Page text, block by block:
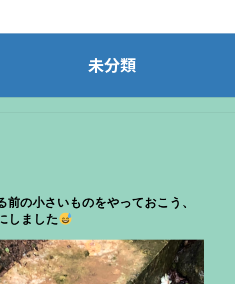
未分類
の小さいものをやっておこう、
しました